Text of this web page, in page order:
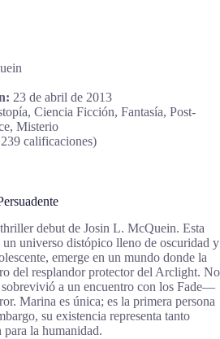
23 de abril de 2013
Ciencia Ficción, Fantasía, Post-
Misterio
calificaciones)
debut de Josin L. McQuein. Esta
universo distópico lleno de oscuridad y
emerge en un mundo donde la
del resplandor protector del Arclight. No
sobrevivió a un encuentro con los Fade—
Marina es única; es la primera persona
su existencia representa tanto
para la humanidad.